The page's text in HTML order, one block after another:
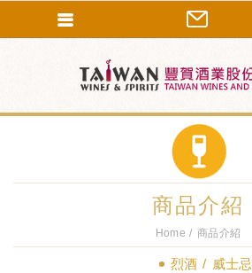
商品介紹
Home 商品介紹
烈酒 威士忌